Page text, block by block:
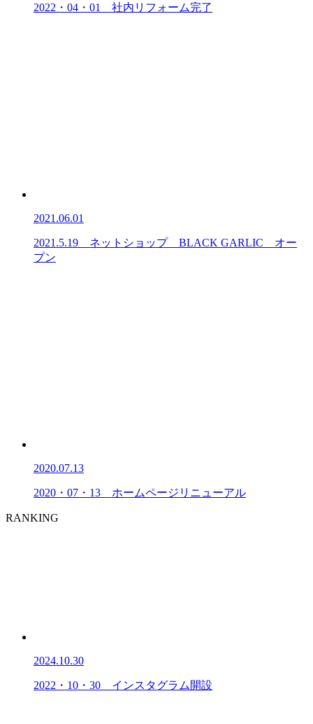
2022・04・01 社内リフォーム完了
2021.06.01
2021.5.19 ネットショップ BLACK GARLIC オー
プン
2020.07.13
2020・07・13 ホームページリニューアル
RANKING
2024.10.30
2022・10・30 インスタグラム開設